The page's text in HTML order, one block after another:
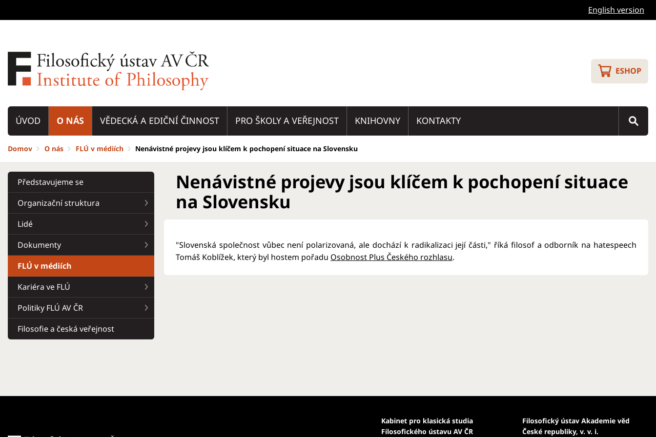
English version
ESHOP
ÚVOD O NÁS VĚDECKÁ A EDIČNÍ ČINNOST PRO ŠKOLY A VEŘEJNOST KNIHOVNY KONTAKTY
Domov O nás FLÚ v médiích Nenávistné projevy jsou klíčem k pochopení situace na Slovensku
Představujeme se
Organizační struktura
Lidé
Dokumenty
FLÚ v médiích
Kariéra ve FLÚ
Politiky FLÚ AV ČR
Filosofie a česká veřejnost
Nenávistné projevy jsou klíčem k pochopení situace
na Slovensku
"Slovenská společnost vůbec není polarizovaná, ale dochází k radikalizaci její části," říká filosof a odborník na hatespeech
Tomáš Koblížek, který byl hostem pořadu Osobnost Plus Českého rozhlasu.
Kabinet pro klasická studia
Filosofického ústavu AV ČR
Filosofický ústav Akademie věd
České republiky, v. v. i.